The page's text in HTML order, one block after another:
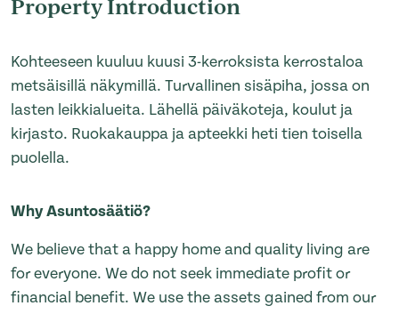
Property Introduction
Kohteeseen kuuluu kuusi 3-kerroksista kerrostaloa
metsäisillä näkymillä. Turvallinen sisäpiha, jossa on
lasten leikkialueita. Lähellä päiväkoteja, koulut ja
kirjasto. Ruokakauppa ja apteekki heti tien toisella
puolella.
Why Asuntosäätiö?
We believe that a happy home and quality living are
for everyone. We do not seek immediate profit or
financial benefit. We use the assets gained from our